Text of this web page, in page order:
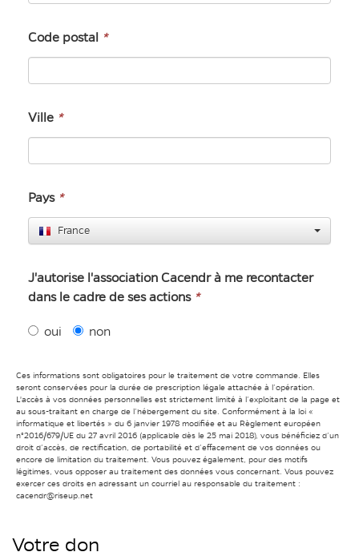
Code postal *
Ville *
Pays *
France
J'autorise l'association Cacendr à me recontacter
dans le cadre de ses actions *
oui non
Ces informations sont obligatoires pour le traitement de votre commande. Elles
seront conservées pour la durée de prescription légale attachée à l’opération.
L'accès à vos données personnelles est strictement limité à l’exploitant de la page et
au sous-traitant en charge de l’hébergement du site. Conformément à la loi «
informatique et libertés » du 6 janvier 1978 modifiée et au Règlement européen
n°2016/679/UE du 27 avril 2016 (applicable dès le 25 mai 2018), vous bénéficiez d’un
droit d’accès, de rectification, de portabilité et d’effacement de vos données ou
encore de limitation du traitement. Vous pouvez également, pour des motifs
légitimes, vous opposer au traitement des données vous concernant. Vous pouvez
exercer ces droits en adressant un courriel au responsable du traitement :
cacendr@riseup.net
Votre don